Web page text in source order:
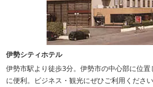
伊勢シティホテル
伊勢市駅より徒歩3分。伊勢市の中心部に位置
に便利。ビジネス・観光にぜひご利用くださ